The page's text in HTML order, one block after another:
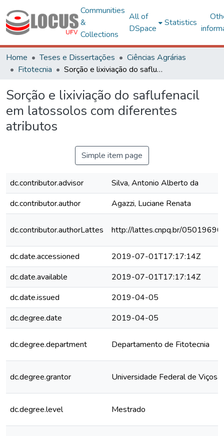
Communities
&
Collections
All of
DSpace
Statistics
Home Teses e Dissertações
Ciências Agrárias
Fitotecnia
Sorção e lixiviação do saflufenacil em latossolos com diferentes atributos
Sorção e lixiviação do saflufenacil
em latossolos com diferentes
atributos
Simple item page
dc.contributor.advisor
Silva, Antonio Alberto da
dc.contributor.author
Agazzi, Luciane Renata
dc.contributor.authorLattes http://lattes.cnpq.br/
dc.date.accessioned
2019-07-01T17:17:14Z
dc.date.available
2019-07-01T17:17:14Z
dc.date.issued
2019-04-05
dc.degree.date
2019-04-05
dc.degree.department Departamento de Fitotecnia
dc.degree.grantor Universidade Federal de Viçosa
dc.degree.level Mestrado